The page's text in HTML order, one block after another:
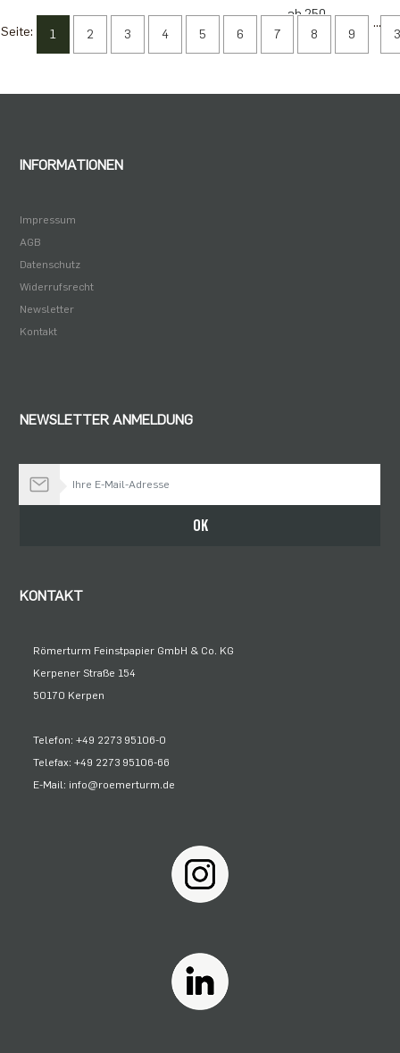
ab 250
1,82 €
ab 625
Seite: 1 2 3 4 5 6 7 8 9
...
INFORMATIONEN
Impressum
AGB
Datenschutz
Widerrufsrecht
Newsletter
Kontakt
NEWSLETTER ANMELDUNG
OK
KONTAKT
Römerturm Feinstpapier GmbH & Co. KG
Kerpener Straße 154
50170 Kerpen
Telefon: +49 2273 95106-0
Telefax: +49 2273 95106-66
E-Mail: info@roemerturm.de